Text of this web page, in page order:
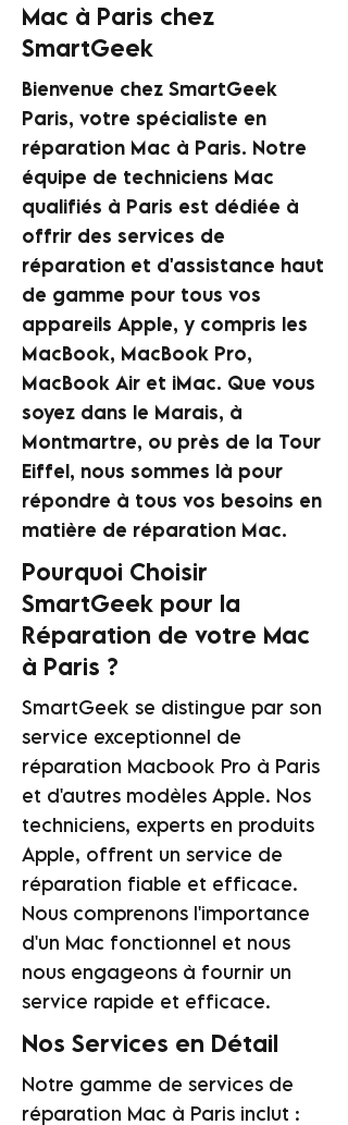
Mac à Paris chez
SmartGeek
Bienvenue chez SmartGeek
Paris, votre spécialiste en
réparation Mac à Paris. Notre
équipe de techniciens Mac
qualifiés à Paris est dédiée à
offrir des services de
réparation et d'assistance haut
de gamme pour tous vos
appareils Apple, y compris les
MacBook, MacBook Pro,
MacBook Air et iMac. Que vous
soyez dans le Marais, à
Montmartre, ou près de la Tour
Eiffel, nous sommes là pour
répondre à tous vos besoins en
matière de réparation Mac.
Pourquoi Choisir
SmartGeek pour la
Réparation de votre Mac
à Paris ?
SmartGeek se distingue par son
service exceptionnel de
réparation Macbook Pro à Paris
et d'autres modèles Apple. Nos
techniciens, experts en produits
Apple, offrent un service de
réparation fiable et efficace.
Nous comprenons l'importance
d'un Mac fonctionnel et nous
nous engageons à fournir un
service rapide et efficace.
Nos Services en Détail
Notre gamme de services de
réparation Mac à Paris inclut :